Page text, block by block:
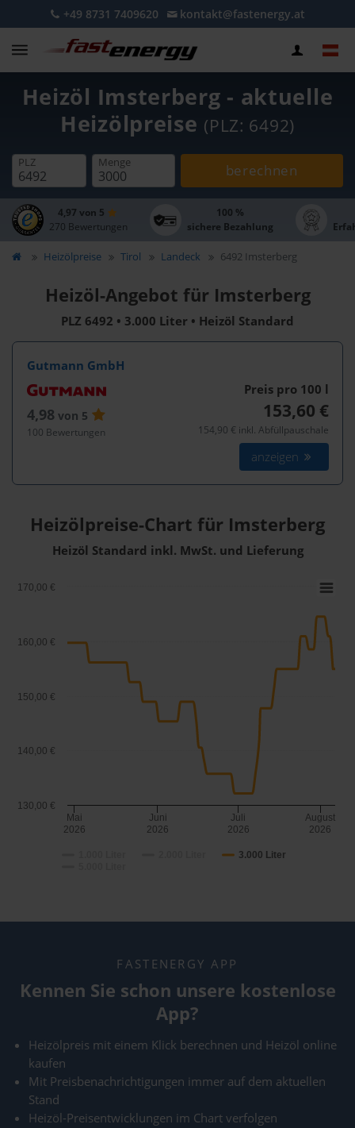
+49 8731 7409620 kontakt@fastenergy.at
Heizöl Imsterberg - aktuelle
Heizölpreise (PLZ: 6492)
PLZ Menge berechnen
4,97 von 5
270 Bewertungen
100 %
sichere Bezahlung
Heizölpreise Tirol Landeck 6492 Imsterberg
Heizöl-Angebot für Imsterberg
PLZ 6492 • 3.000 Liter • Heizöl Standard
Gutmann GmbH
4,98 von 5
100 Bewertungen
Preis pro 100 l
153,60 €
154,90 € inkl. Abfüllpauschale
anzeigen
Heizölpreise-Chart für Imsterberg
Heizöl Standard inkl. MwSt. und Lieferung
3.000 Liter
Mai
2026
Juni
2026
Juli
2026
August
2026
130,00 €
140,00 €
150,00 €
160,00 €
170,00 €
FASTENERGY APP
Kennen Sie schon unsere kostenlose
App?
Heizölpreis mit einem Klick berechnen und Heizöl online
kaufen
Mit Preisbenachrichtigungen immer auf dem aktuellen
Stand
Heizöl-Preisentwicklungen im Chart verfolgen